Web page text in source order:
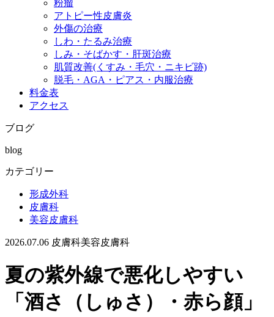
粉瘤
アトピー性皮膚炎
外傷の治療
しわ・たるみ治療
しみ・そばかす・肝斑治療
肌質改善(くすみ・毛穴・ニキビ跡)
脱毛・AGA・ピアス・内服治療
料金表
アクセス
ブログ
blog
カテゴリー
形成外科
皮膚科
美容皮膚科
2026.07.06 皮膚科美容皮膚科
夏の紫外線で悪化しやすい
「酒さ（しゅさ）・赤ら顔」